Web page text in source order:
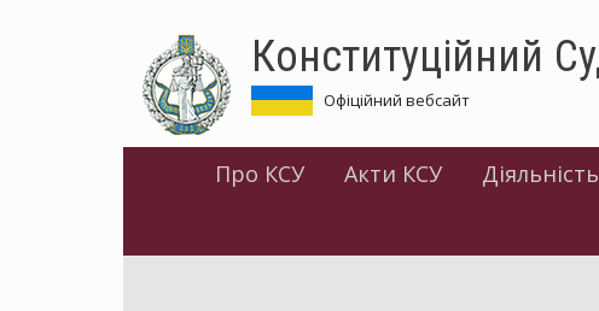
Конституційний
Офіційний вебсайт
Про КСУ Акти КСУ